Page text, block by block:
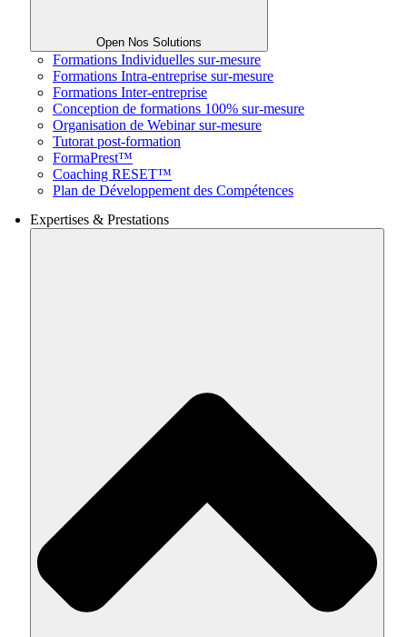
Open Nos Solutions
Formations Individuelles sur-mesure
Formations Intra-entreprise sur-mesure
Formations Inter-entreprise
Conception de formations 100% sur-mesure
Organisation de Webinar sur-mesure
Tutorat post-formation
FormaPrest™
Coaching RESET™
Plan de Développement des Compétences
Expertises & Prestations